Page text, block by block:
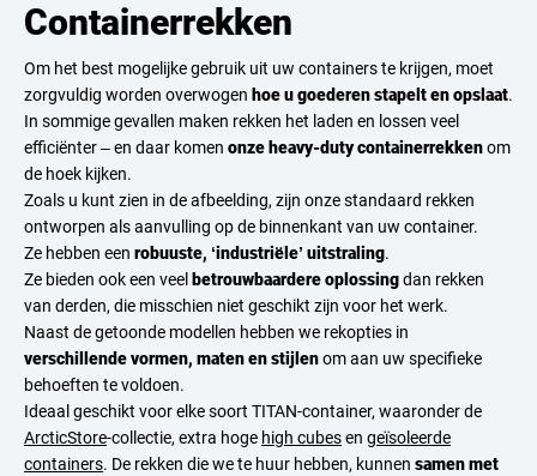
Containerrekken
Om het best mogelijke gebruik uit uw containers te krijgen, moet
zorgvuldig worden overwogen hoe u goederen stapelt en opslaat.
In sommige gevallen maken rekken het laden en lossen veel
efficiënter – en daar komen onze heavy-duty containerrekkenom
de hoek kijken.
Zoals u kunt zien in de afbeelding, zijn onze standaard rekken
ontworpen als aanvulling op de binnenkant van uw container.
Ze hebben een robuuste, ‘industriële’ uitstraling.
Ze bieden ook een veel betrouwbaardere oplossingdan rekken
van derden, die misschien niet geschikt zijn voor het werk.
Naast de getoonde modellen hebben we rekopties in
verschillende vormen, maten en stijlenom aan uw specifieke
behoeften te voldoen.
Ideaal geschikt voor elke soort TITAN-container, waaronder de
ArcticStore-collectie, extra hoge high cubesen geïsoleerde
containers. De rekken die we te huur hebben, kunnen samen met